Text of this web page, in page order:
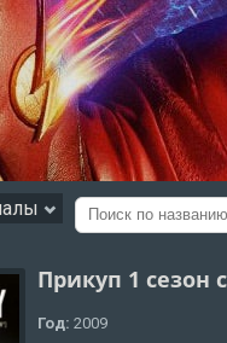
Прикуп 1 сезон
Год: 2009